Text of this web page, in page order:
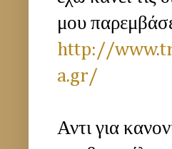
μου
http://
a.gr/
Αντι για